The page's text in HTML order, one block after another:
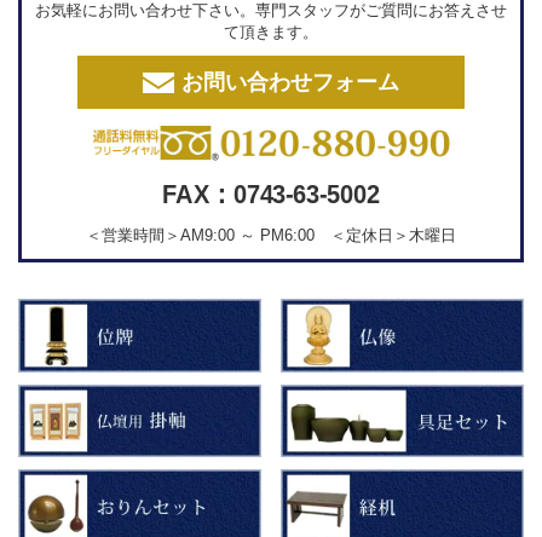
お気軽にお問い合わせ下さい。専門スタッフがご質問にお答えさせ
て頂きます。
お問い合わせフォーム
FAX：0743-63-5002
＜営業時間＞AM9:00 ～ PM6:00 ＜定休日＞木曜日